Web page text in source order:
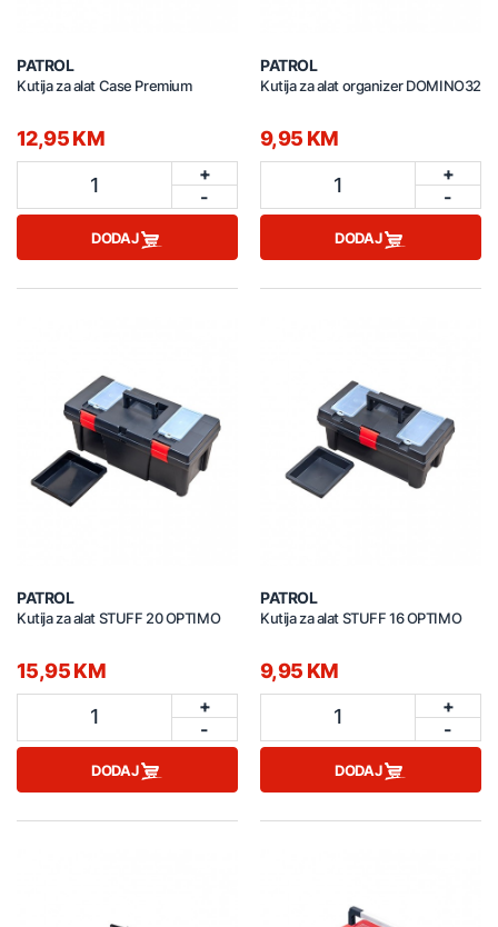
PATROL
Kutija za alat Case Premium
12,95 KM
1
+
-
DODAJ
PATROL
Kutija za alat organizer DOMINO32
9,95 KM
1
+
-
DODAJ
PATROL
Kutija za alat STUFF 20 OPTIMO
15,95 KM
1
+
-
DODAJ
PATROL
Kutija za alat STUFF 16 OPTIMO
9,95 KM
1
+
-
DODAJ